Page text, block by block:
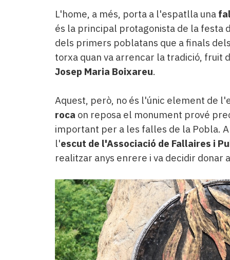
L'home, a més, porta a l'espatlla una
és la principal protagonista de la festa
dels primers poblatans que a finals dels
torxa quan va arrencar la tradició, fruit
Josep Maria Boixareu.
Aquest, però, no és l'únic element de
roca on reposa el monument prové
important per a les falles de la Pobla.
l'escut de l'Associació de Fallaires i
realitzar anys enrere i va decidir donar